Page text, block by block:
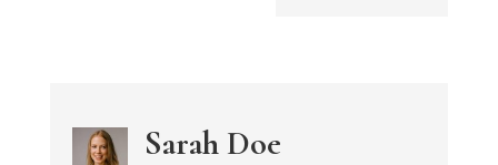
Sarah Doe